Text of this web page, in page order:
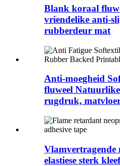
Blank koraal
vriendelike anti-
rubberdeur mat
Anti-moegheid
fluweel
rugdruk,
Vlamvertragende
elastiese sterk